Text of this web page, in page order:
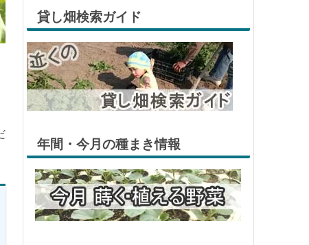
貸し畑検索ガイド
年間・今月の種まき情報